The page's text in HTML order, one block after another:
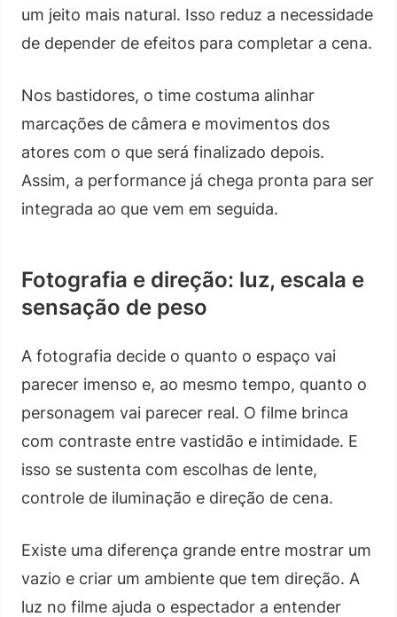
um jeito mais natural. Isso reduz a necessidade
de depender de efeitos para completar a cena.
Nos bastidores, o time costuma alinhar
marcações de câmera e movimentos dos
atores com o que será finalizado depois.
Assim, a performance já chega pronta para ser
integrada ao que vem em seguida.
Fotografia e direção: luz, escala e
sensação de peso
A fotografia decide o quanto o espaço vai
parecer imenso e, ao mesmo tempo, quanto o
personagem vai parecer real. O filme brinca
com contraste entre vastidão e intimidade. E
isso se sustenta com escolhas de lente,
controle de iluminação e direção de cena.
Existe uma diferença grande entre mostrar um
vazio e criar um ambiente que tem direção. A
luz no filme ajuda o espectador a entender